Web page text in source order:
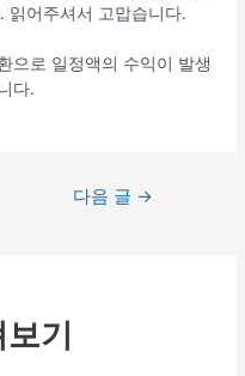
읽어주셔서 고맙습니다.
으로 일정액의 수익이 발생
다.
다음 글 →
기